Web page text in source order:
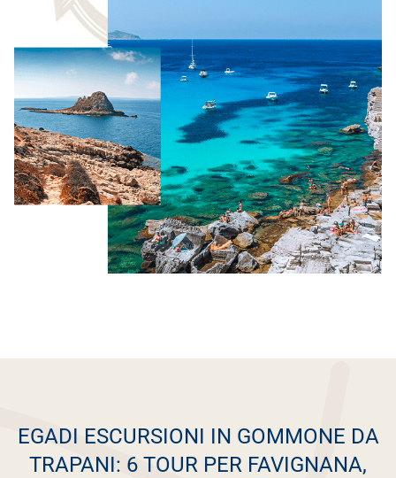
EGADI ESCURSIONI IN GOMMONE DA
TRAPANI: 6 TOUR PER FAVIGNANA,